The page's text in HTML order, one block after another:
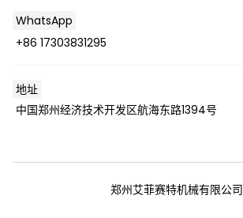
WhatsApp
+86 17303831295
地址
中国郑州经济技术开发区航海东路1394号
郑州艾菲赛特机械有限公司